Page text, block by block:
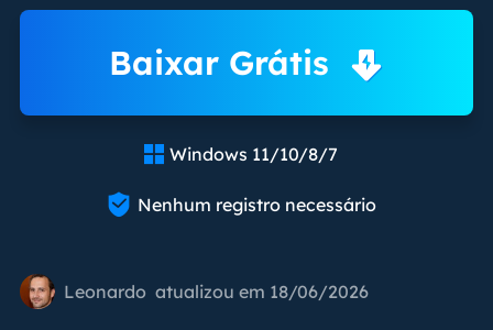
Baixar Grátis
 Windows 11/10/8/7
 Nenhum registro necessário
Leonardo atualizou em 18/06/2026